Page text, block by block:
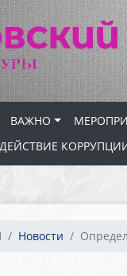
ВАЖНО
Новости